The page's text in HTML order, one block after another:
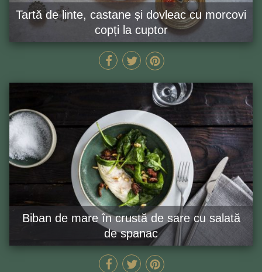
Tartă de linte, castane și dovleac cu morcovi
copți la cuptor
120 MIN GĂTEȘTE ACUM
Biban de mare în crustă de sare cu salată
de spanac
65 MIN GĂTEȘTE ACUM